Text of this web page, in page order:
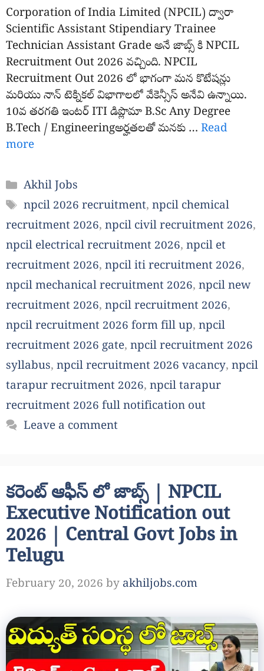
Corporation of India Limited (NPCIL) ద్వారా
Scientific Assistant Stipendiary Trainee
Technician Assistant Grade అనే జాబ్స్ కి NPCIL
Recruitment Out 2026 వచ్చింది. NPCIL
Recruitment Out 2026 లో భాగంగా మన కొటేషన్లు
మరియు నాన్ టెక్నికల్ విభాగాలలో వేకెన్సీస్ అనేవి ఉన్నాయి.
10వ తరగతి ఇంటర్ ITI డిప్లొమా B.Sc Any Degree
B.Tech / Engineeringఅర్హతలతో మనకు … Read
more
Categories
Akhil Jobs
Tags
npcil 2026 recruitment,npcil chemical
recruitment 2026, npcil civil recruitment 2026,
npcil electrical recruitment 2026, npcil et
recruitment 2026, npcil iti recruitment 2026,
npcil mechanical recruitment 2026, npcil new
recruitment 2026, npcil recruitment 2026,
npcil recruitment 2026 form fill up, npcil
recruitment 2026 gate, npcil recruitment 2026
syllabus, npcil recruitment 2026 vacancy, npcil
tarapur recruitment 2026, npcil tarapur
recruitment 2026 full notification out
Leave a comment
కరెంట్ ఆఫీస్ లో జాబ్స్ | NPCIL
Executive Notification out
2026 | Central Govt Jobs in
Telugu
February 20, 2026 by akhiljobs.com